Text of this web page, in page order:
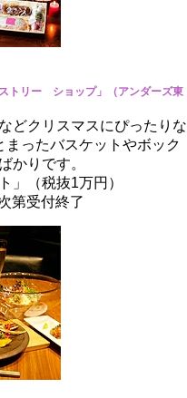
トリー ショップ」（アンダーズ東
どクリスマスにぴったりな
ったバスケットやボック
かりです。
」（税抜1万円）
第受付終了